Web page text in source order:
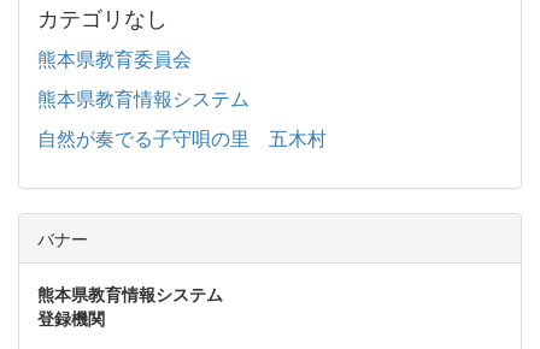
カテゴリなし
熊本県教育委員会
熊本県教育情報システム
自然が奏でる子守唄の里 五木村
バナー
熊本県教育情報システム
登録機関